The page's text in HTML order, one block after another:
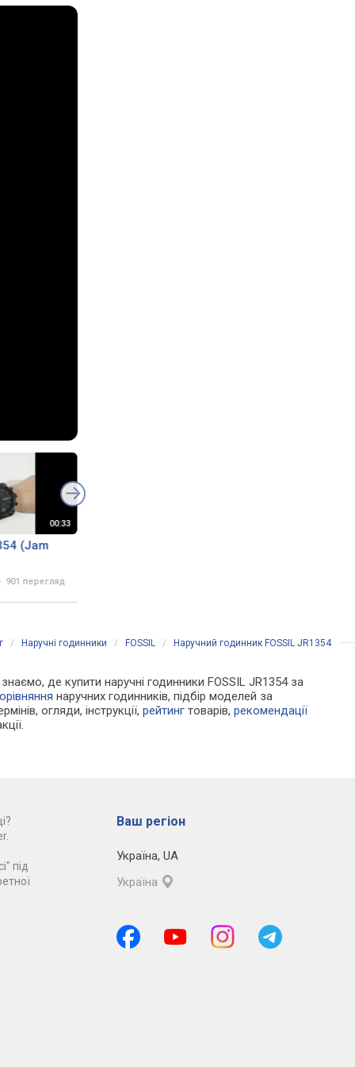
(Jam
901 перегляд
/ Наручні годинники / FOSSIL / Наручний годинник FOSSIL JR1354
де купити наручні годинники FOSSIL JR1354 за
наручних годинників, підбір моделей за
огляди, інструкції,рейтинг товарів,рекомендації
під
Ваш регіон
Україна, UA
Україна